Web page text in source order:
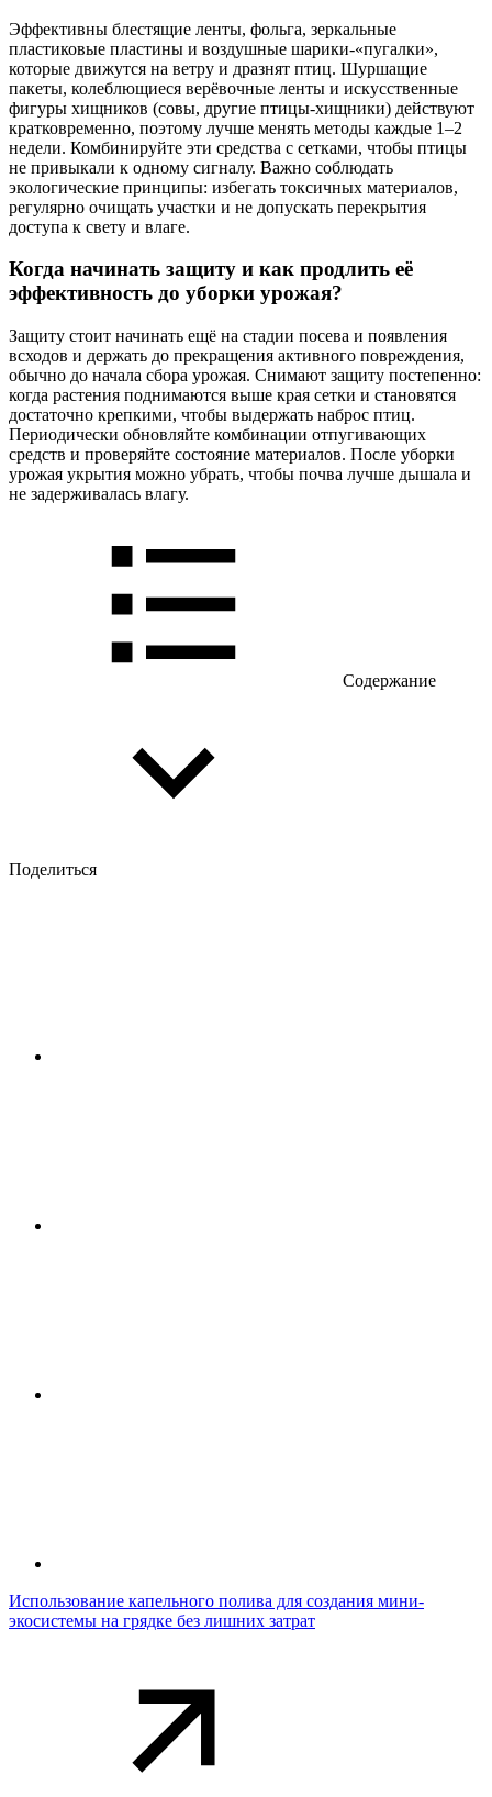
Эффективны блестящие ленты, фольга, зеркальные
пластиковые пластины и воздушные шарики-«пугалки»,
которые движутся на ветру и дразнят птиц. Шуршащие
пакеты, колеблющиеся верёвочные ленты и искусственные
фигуры хищников (совы, другие птицы-хищники) действуют
кратковременно, поэтому лучше менять методы каждые 1–2
недели. Комбинируйте эти средства с сетками, чтобы птицы
не привыкали к одному сигналу. Важно соблюдать
экологические принципы: избегать токсичных материалов,
регулярно очищать участки и не допускать перекрытия
доступа к свету и влаге.
Когда начинать защиту и как продлить её
эффективность до уборки урожая?
Защиту стоит начинать ещё на стадии посева и появления
всходов и держать до прекращения активного повреждения,
обычно до начала сбора урожая. Снимают защиту постепенно:
когда растения поднимаются выше края сетки и становятся
достаточно крепкими, чтобы выдержать наброс птиц.
Периодически обновляйте комбинации отпугивающих
средств и проверяйте состояние материалов. После уборки
урожая укрытия можно убрать, чтобы почва лучше дышала и
не задерживалась влагу.
Содержание
Поделиться
Использование капельного полива для создания мини-
экосистемы на грядке без лишних затрат